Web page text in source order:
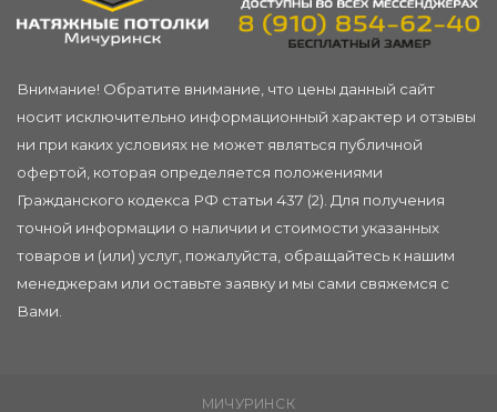
Внимание! Обратите внимание, что цены данный сайт
носит исключительно информационный характер и отзывы
ни при каких условиях не может являться публичной
офертой, которая определяется положениями
Гражданского кодекса РФ статьи 437 (2). Для получения
точной информации о наличии и стоимости указанных
товаров и (или) услуг, пожалуйста, обращайтесь к нашим
менеджерам или оставьте заявку и мы сами свяжемся с
Вами.
МИЧУРИНСК